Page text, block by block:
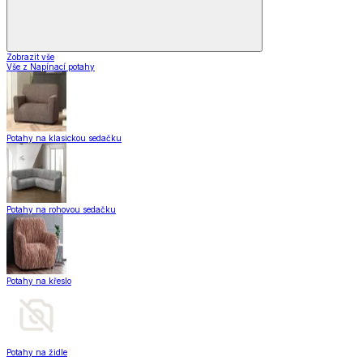
Zobrazit vše
Vše z Napínací potahy
Potahy na klasickou sedačku
Potahy na rohovou sedačku
Potahy na křeslo
Potahy na židle